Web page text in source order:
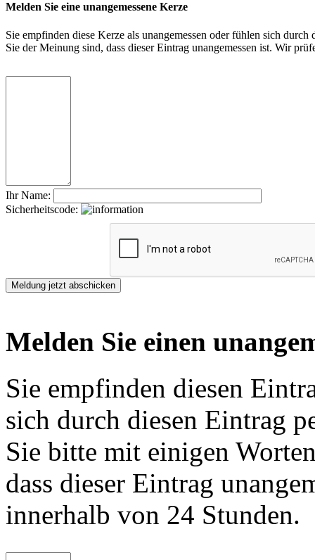
Melden Sie eine unangemessene Kerze
Sie empfinden diese Kerze als unangemessen oder fühlen sich
Sie der Meinung sind, dass dieser Eintrag unangemessen ist. Wir
Ihr Name:
Sicherheitscode:
Melden Sie einen
Sie empfinden diesen
sich durch diesen Eintrag
Sie bitte mit einigen
dass dieser Eintrag
innerhalb von 24 Stunden.